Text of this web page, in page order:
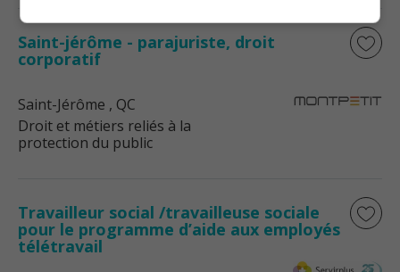
Saint-jérôme - parajuriste, droit
corporatif
Saint-Jérôme , QC
Droit et métiers reliés à la
protection du public
Travailleur social /travailleuse sociale
pour le programme d’aide aux employés
télétravail